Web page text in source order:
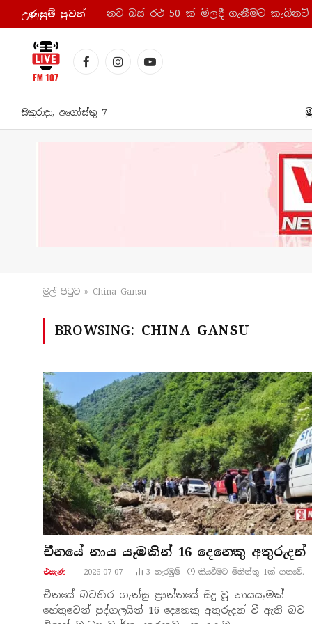
උණුසුම් පුව​ත් නව බස් රථ 50 ක් මිලදී ගැනීමට කැබිනට්
FacebookInstagramYouTube
සිකුරාදා, අගෝස්තු 7
මුල් පිටු​ව » China Gansu
BROWSING: CHINA GANSU
චීනයේ නාය යෑමකින් 16 දෙනෙකු අතුරුදන්
එසැණ 2026-07-07 3 නැරඹු​ම් කියවීමට මිනිත්තු 1ක් ගතවේ.
චීනයේ බටහිර ගැන්සු ප්‍රාන්තයේ සිදු වූ නායයෑමක්
හේතුවෙන් පුද්ගලයින් 16 දෙනෙකු අතුරුදන් වී ඇති බව